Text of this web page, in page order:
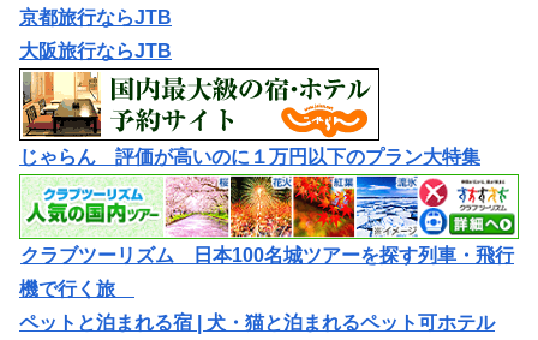
京都旅行ならJTB
大阪旅行ならJTB
じゃらん 評価が高いのに１万円以下のプラン大特集
クラブツーリズム 日本100名城ツアーを探す列車・飛行
機で行く旅
ペットと泊まれる宿 | 犬・猫と泊まれるペット可ホテル